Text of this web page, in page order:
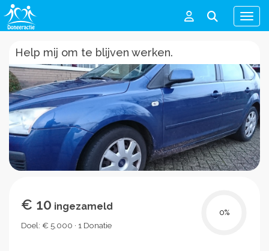
Menu
Help mij om te blijven werken.
€ 10 ingezameld
Doel: € 5.000 · 1 Donatie
0%